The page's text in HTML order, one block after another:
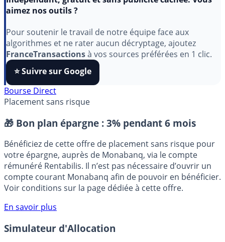
aimez nos outils ?
Pour soutenir le travail de notre équipe face aux
algorithmes et ne rater aucun décryptage, ajoutez
FranceTransactionsà vos sources préférées en 1 clic.
⭐️ Suivre sur Google
Placement sans risque
🎁 Bon plan épargne : 3% pendant 6 mois
Bénéficiez de cette offre de placement sans risque pour
votre épargne, auprès de Monabanq, via le compte
rémunéré Rentabilis. Il n’est pas nécessaire d’ouvrir un
Voir conditions sur la page dédiée à cette offre.
En savoir plus